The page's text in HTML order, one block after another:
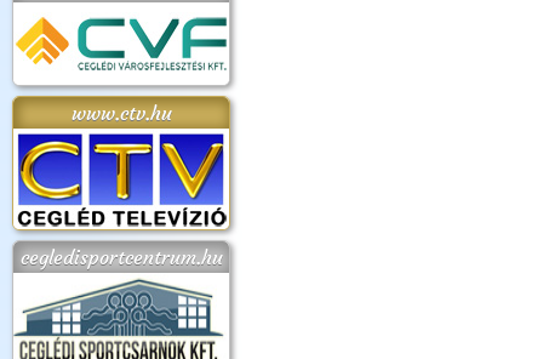
www.ctv.hu
cegledisportcentrum.hu